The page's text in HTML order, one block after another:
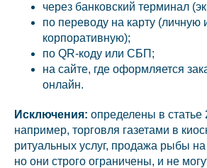
через банковский терминал
по переводу на карту (личную
корпоративную);
по QR-коду или СБП;
на сайте, где оформляется
онлайн.
Исключения: определены в
например, торговля газетами в
ритуальных услуг, продажа рыбы
но они строго ограничены, и не